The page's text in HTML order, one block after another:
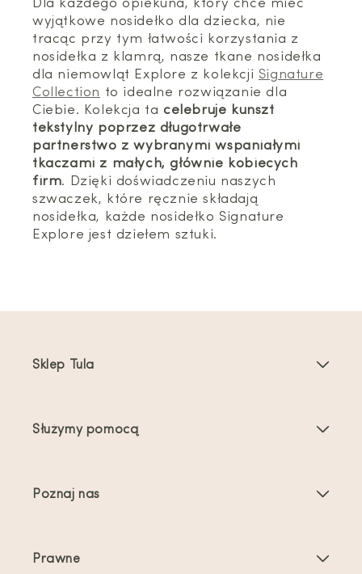
Dla każdego opiekuna, który chce mieć
wyjątkowe nosidełko dla dziecka, nie
tracąc przy tym łatwości korzystania z
nosidełka z klamrą, nasze tkane nosidełka
dla niemowląt Explore z kolekcji Signature
Collection to idealne rozwiązanie dla
Ciebie. Kolekcja tacelebruje kunszt
tekstylny poprzez długotrwałe
partnerstwo z wybranymi wspaniałymi
tkaczami z małych, głównie kobiecych
firm. Dzięki doświadczeniu naszych
szwaczek, które ręcznie składają
nosidełka, każde nosidełko Signature
Explore jest dziełem sztuki.
Sklep Tula
Oferty i promocje
Służymy pomocą
Poznaj nas
Prawne